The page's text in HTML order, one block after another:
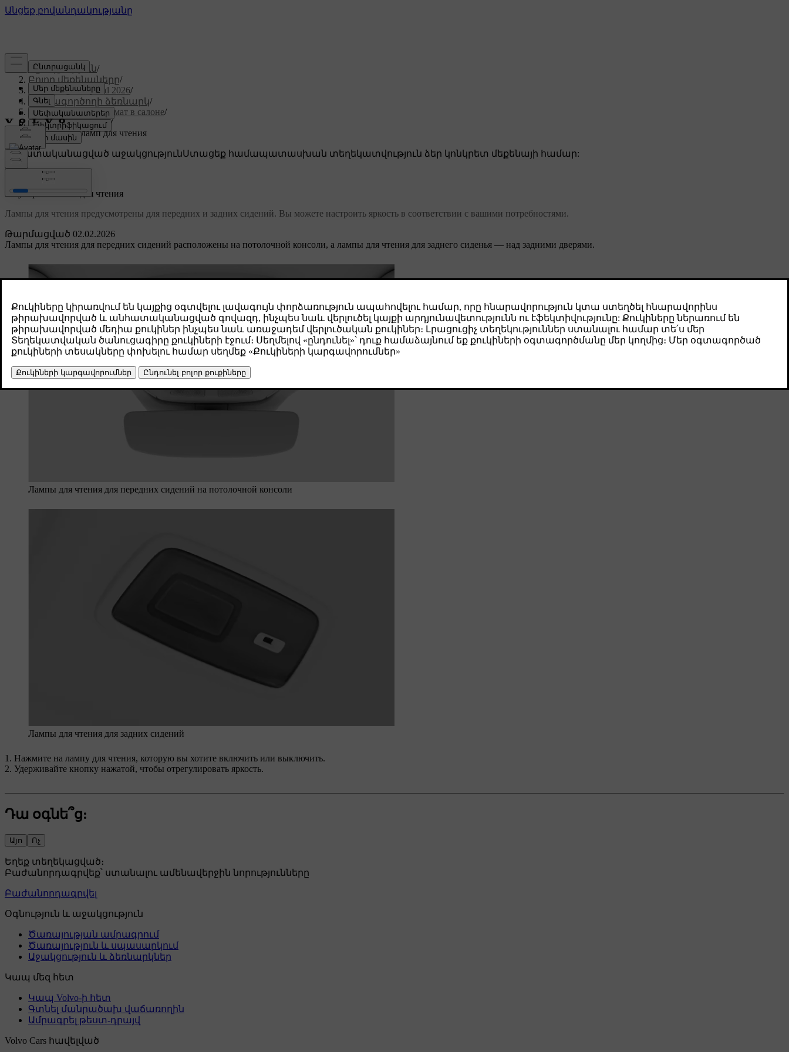
Աջակցություն/
Բոլոր մեքենաները/
XC60 Plug-in Hybrid 2026/
Օգտագործողի ձեռնարկ/
Комфорт и микроклимат в салоне/
Освещение салона/
Регулировка ламп для чтения
Անհատականացված աջակցությունՍտացեք համապատասխան տեղեկատվություն ձեր կոնկրետ մեքենայի համար:
Մուտք գործել
Թարմացված 02.02.2026
Регулировка ламп для чтения
Лампы для чтения предусмотрены для передних и задних сидений. Вы можете настроить яркость в соответствии с вашими потребностями.
Лампы для чтения для передних сидений расположены на потолочной консоли, а лампы для чтения для заднего сиденья — над задними дверями.
Лампы для чтения для передних сидений на потолочной консоли
Лампы для чтения для задних сидений
Нажмите на лампу для чтения, которую вы хотите включить или выключить.
Удерживайте кнопку нажатой, чтобы отрегулировать яркость.
Դա օգնե՞ց:
Այո Ոչ